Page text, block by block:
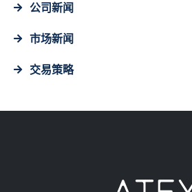
公司新闻
市场新闻
交易策略